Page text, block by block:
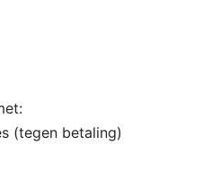
(tegen betaling)